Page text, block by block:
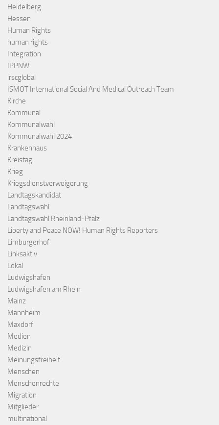
Heidelberg
Hessen
Human Rights
human rights
Integration
IPPNW
irscglobal
ISMOT International Social And Medical Outreach Team
Kirche
Kommunal
Kommunalwahl
Kommunalwahl 2024
Krankenhaus
Kreistag
Krieg
Kriegsdienstverweigerung
Landtagskandidat
Landtagswahl
Landtagswahl Rheinland-Pfalz
Liberty and Peace NOW! Human Rights Reporters
Limburgerhof
Linksaktiv
Lokal
Ludwigshafen
Ludwigshafen am Rhein
Mainz
Mannheim
Maxdorf
Medien
Medizin
Meinungsfreiheit
Menschen
Menschenrechte
Migration
Mitglieder
multinational